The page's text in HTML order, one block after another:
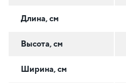
Длина, см
Высота, см
Ширина, см